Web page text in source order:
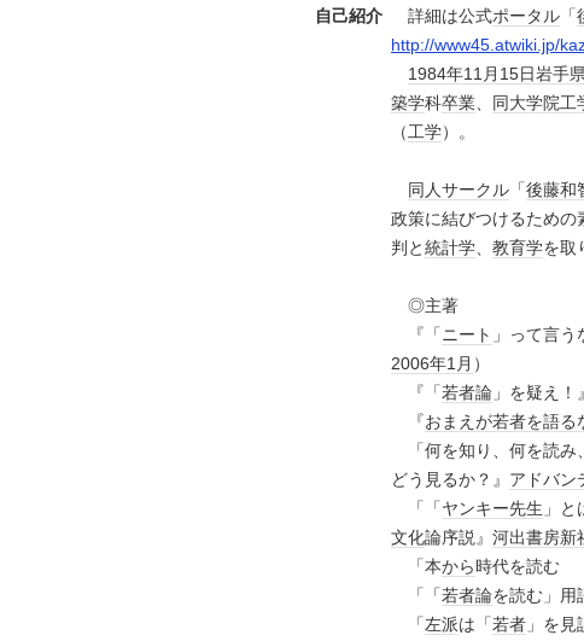
自己紹介
詳細は公式ポータル 「
http://www45.atwiki.jp/
1984年11月15日岩手
築学科卒業、 同大学院工
（工学）。
同人サークル 「後藤和
政策に結びつけるための
判と統計学、 教育学を取
◎主著
『「ニート 」って言う
2006年1月 ）
『「若者論 」を疑え！
『おまえが若者を語る
「何を知り、何を読み
どう見るか？』 アドバン
「「ヤンキー先生 」
文化論序説』 河出書房新
「本から時代を読む
「「若者論を読む」用
「左派は「若者 」を見